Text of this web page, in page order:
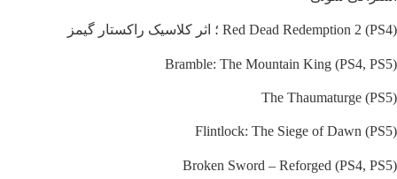
Red Dead Redemption 2 (PS4) ؛ اثر کلاسیک راکستار گیمز
Bramble: The Mountain King (PS4, PS5)
The Thaumaturge (PS5)
Flintlock: The Siege of Dawn (PS5)
Broken Sword – Reforged (PS4, PS5)